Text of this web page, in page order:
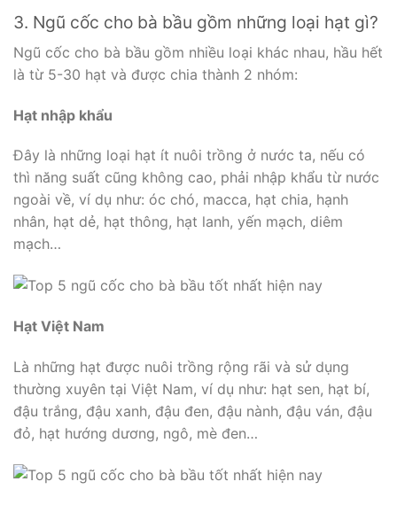
3. Ngũ cốc cho bà bầu gồm những loại hạt gì?
Ngũ cốc cho bà bầu gồm nhiều loại khác nhau, hầu hết
là từ 5-30 hạt và được chia thành 2 nhóm:
Hạt nhập khẩu
Đây là những loại hạt ít nuôi trồng ở nước ta, nếu có
thì năng suất cũng không cao, phải nhập khẩu từ nước
ngoài về, ví dụ như: óc chó, macca, hạt chia, hạnh
nhân, hạt dẻ, hạt thông, hạt lanh, yến mạch, diêm
mạch…
Hạt Việt Nam
Là những hạt được nuôi trồng rộng rãi và sử dụng
thường xuyên tại Việt Nam, ví dụ như: hạt sen, hạt bí,
đậu trắng, đậu xanh, đậu đen, đậu nành, đậu ván, đậu
đỏ, hạt hướng dương, ngô, mè đen…